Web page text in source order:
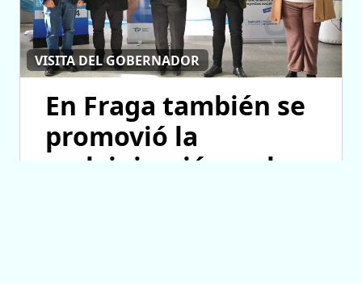
VISITA DEL GOBERNADOR
En Fraga también se
promovió la
malvinización y el